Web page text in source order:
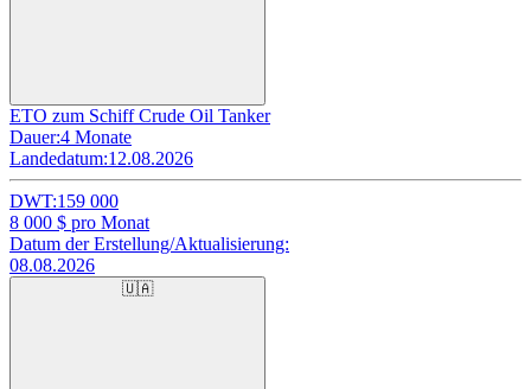
ETO zum Schiff Crude Oil Tanker
Dauer:4 Monate
Landedatum:12.08.2026
DWT:159 000
8 000 $ pro Monat
Datum der Erstellung/Aktualisierung:
08.08.2026
🇺🇦